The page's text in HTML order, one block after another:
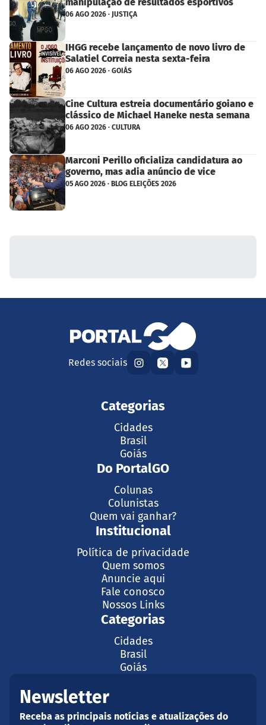
06 AGO 2026 · JUSTIÇA
IHGG recebe lançamento de novo livro de
Salatiel Correia nesta sexta-feira
06 AGO 2026 · GOIÁS
Cine Cultura estreia documentário goiano e
clássico de Michael Haneke nesta semana
06 AGO 2026 · CULTURA
Marconi Perillo oficializa candidatura ao
governo, mas adia anúncio de vice
05 AGO 2026 · BLOG ELEIÇÕES 2026
Redes sociais
Categorias
Cidades
Brasil
Goiás
Do PortalGO
Colunas
Colunistas
Quem vai ganhar?
Institucional
Política de privacidade
Quem somos
Anuncie aqui
Fale conosco
Nossos Links
Categorias
Cidades
Brasil
Goiás
Newsletter
Receba as principais notícias e atualizações do